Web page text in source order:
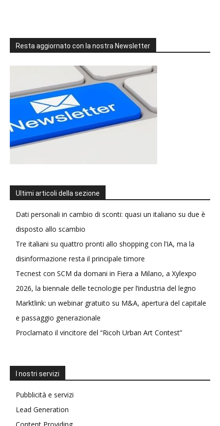
Resta aggiornato con la nostra Newsletter
Ultimi articoli della sezione
Dati personali in cambio di sconti: quasi un italiano su due è
disposto allo scambio
Tre italiani su quattro pronti allo shopping con l’IA, ma la
disinformazione resta il principale timore
Tecnest con SCM da domani in Fiera a Milano, a Xylexpo
2026, la biennale delle tecnologie per l’industria del legno
Marktlink: un webinar gratuito su M&A, apertura del capitale
e passaggio generazionale
Proclamato il vincitore del “Ricoh Urban Art Contest”
I nostri servizi
Pubblicità e servizi
Lead Generation